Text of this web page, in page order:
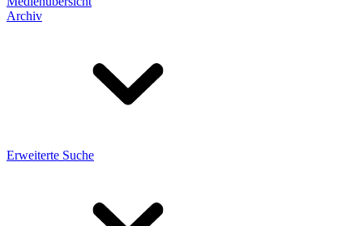
Archiv
Erweiterte Suche